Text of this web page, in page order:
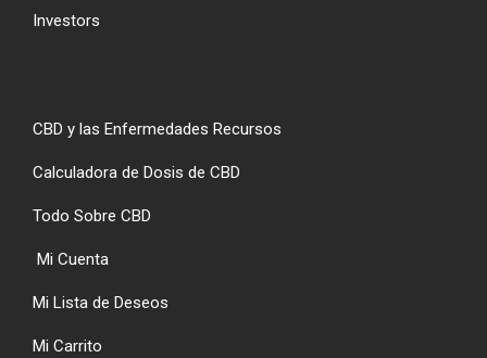
Investors
CBD y las Enfermedades Recursos
Calculadora de Dosis de CBD
Todo Sobre CBD
Mi Cuenta
Mi Lista de Deseos
Mi Carrito